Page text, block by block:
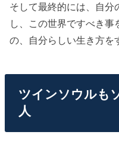
そして最終的には、自分
し、この世界ですべき
の、自分らしい生き方を
ツインソウルも
人